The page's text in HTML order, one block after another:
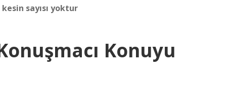
sayısı yoktur
Konuyu